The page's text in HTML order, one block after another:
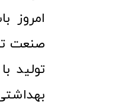
امروز
صنعت
تولید